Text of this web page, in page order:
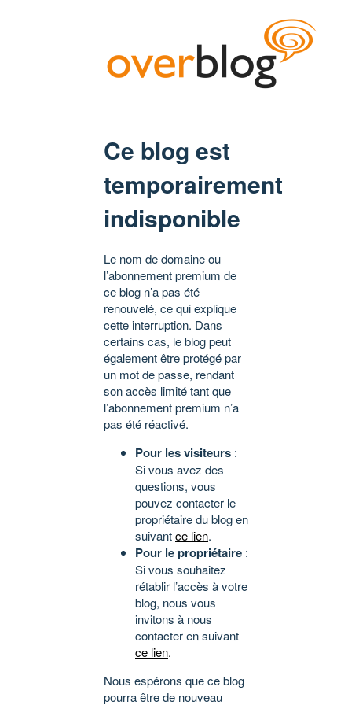
Ce blog est
temporairement
indisponible
Le nom de domaine ou
l’abonnement premium de
ce blog n’a pas été
renouvelé, ce qui explique
cette interruption. Dans
certains cas, le blog peut
également être protégé par
un mot de passe, rendant
son accès limité tant que
l’abonnement premium n’a
pas été réactivé.
Pour les visiteurs :
Si vous avez des
questions, vous
pouvez contacter le
propriétaire du blog en
suivantce lien.
Pour le propriétaire :
Si vous souhaitez
rétablir l’accès à votre
blog, nous vous
invitons à nous
contacter en suivant
ce lien.
Nous espérons que ce blog
pourra être de nouveau